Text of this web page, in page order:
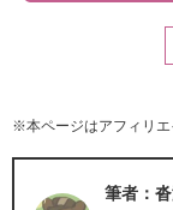
※本ページはアフィリ
筆者：